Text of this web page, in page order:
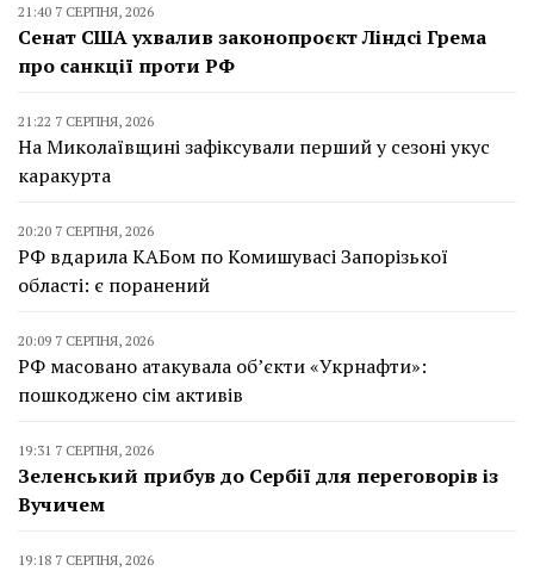
21:40 7 СЕРПНЯ, 2026
Сенат США ухвалив законопроєкт Ліндсі Грема
про санкції проти РФ
21:22 7 СЕРПНЯ, 2026
На Миколаївщині зафіксували перший у сезоні укус
каракурта
20:20 7 СЕРПНЯ, 2026
РФ вдарила КАБом по Комишувасі Запорізької
області: є поранений
20:09 7 СЕРПНЯ, 2026
РФ масовано атакувала об’єкти «Укрнафти»:
пошкоджено сім активів
19:31 7 СЕРПНЯ, 2026
Зеленський прибув до Сербії для переговорів із
Вучичем
19:18 7 СЕРПНЯ, 2026